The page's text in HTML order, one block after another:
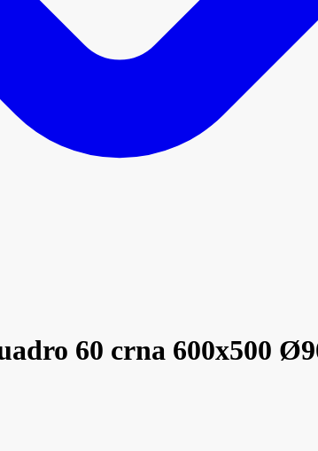
60 crna 600x500